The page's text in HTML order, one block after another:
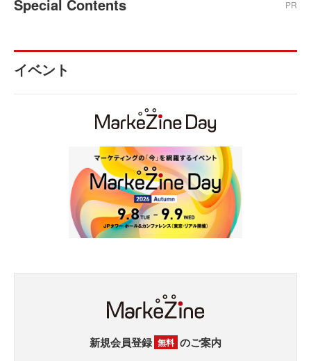
Special Contents PR
イベント
新規会員登録 無料 のご案内